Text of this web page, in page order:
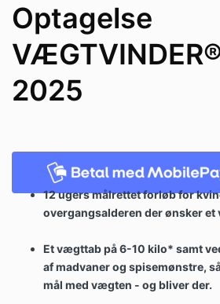
Optagelse
2025
12 ugers målrettet forløb for
overgangsalderen der ønsker
Et vægttab på 6-10 kilo* samt
af madvaner og spisemønstre,
mål med vægten - og bliver der.